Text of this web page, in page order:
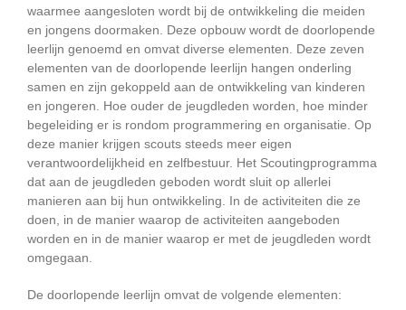
waarmee aangesloten wordt bij de ontwikkeling die meiden
en jongens doormaken. Deze opbouw wordt de doorlopende
leerlijn genoemd en omvat diverse elementen. Deze zeven
elementen van de doorlopende leerlijn hangen onderling
samen en zijn gekoppeld aan de ontwikkeling van kinderen
en jongeren. Hoe ouder de jeugdleden worden, hoe minder
begeleiding er is rondom programmering en organisatie. Op
deze manier krijgen scouts steeds meer eigen
verantwoordelijkheid en zelfbestuur. Het Scoutingprogramma
dat aan de jeugdleden geboden wordt sluit op allerlei
manieren aan bij hun ontwikkeling. In de activiteiten die ze
doen, in de manier waarop de activiteiten aangeboden
worden en in de manier waarop er met de jeugdleden wordt
omgegaan.
De doorlopende leerlijn omvat de volgende elementen: